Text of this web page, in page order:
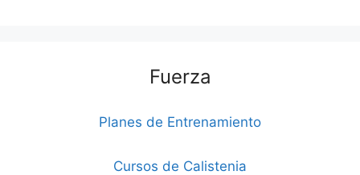
Fuerza
Planes de Entrenamiento
Cursos de Calistenia